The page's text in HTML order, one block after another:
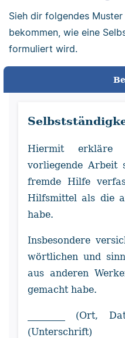
Sieh dir folgendes
bekommen, wie eine
formuliert wird.
Hiermit
vorliegende Arbeit
fremde Hilfe
Hilfsmittel als die
habe.
Insbesondere
wörtlichen und
aus anderen
gemacht habe.
________
(Unterschrift)